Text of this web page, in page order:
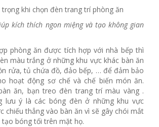
kích thích ngon miệng và tạo không gian
phòng ăn được tích hợp với nhà bếp thì
màu trắng ở những khu vực khác bàn ăn
rửa, tủ chứa đồ, đảo bếp, … để đảm bảo
hoạt động sơ chế và chế biến món ăn.
ăn, bạn treo đèn trang trí màu vàng .
lưu ý là các bóng đèn ở những khu vực
chiếu thẳng vào bàn ăn vì sẽ gây chói mắt
bóng tối trên mặt họ.